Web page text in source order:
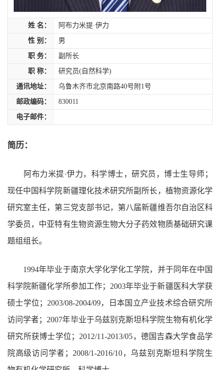
姓 名： 阿布力米提·伊力
性 别： 男
职 务： 副所长
职 称： 研究员(自然科学)
通讯地址： 乌鲁木齐市北京南路40号附1号
邮政编码： 830011
电子邮件：
简历：
阿布力米提·伊力，科学博士，研究员，博士生导师；
现任中国科学院新疆理化技术研究所副所长，植物资源化学
研究室主任，第三党支部书记，第八届新疆维吾尔自治区科
学委员，中亚特有生物资源生物大分子药效物质基础研究课
题组组长。
1994年毕业于南京大学化学化工学院，并于同年在中国
科学院新疆化学所参加工作；2003年毕业于新疆医科大学获
硕士学位；2003/08-2004/09，日本国立产业技术综合研究所
访问学者；2007年毕业于乌兹别克斯坦科学院生物有机化学
研究所获博士学位；2012/11-2013/05，德国吉森大学食品学
院高级访问学者；2008/1-2016/10，乌兹别克斯坦科学院生